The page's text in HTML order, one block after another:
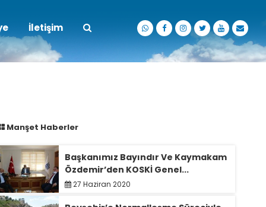
İletişim
Manşet Haberler
Başkanımız Bayındır Ve Kaymakam
Özdemir’den KOSKİ Genel...
27 Haziran 2020